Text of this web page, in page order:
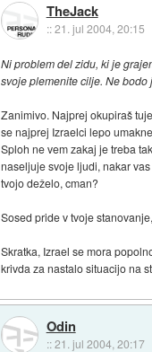
TheJack
::21. jul 2004, 20:15
Ni problem del zidu, ki je
svoje plemenite cilje. Ne bodo
Zanimivo. Najprej okupiraš
se najprej Izraelci lepo
Sploh ne vem zakaj je treba
naseljuje svoje ljudi, nakar
tvojo deželo, cman?
Sosed pride v tvoje
Skratka, Izrael se mora
krivda za nastalo situacijo na
Odin
::21. jul 2004, 20:17